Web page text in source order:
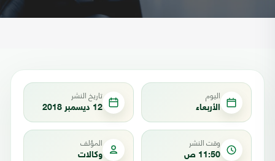
اليوم
الأربعاء
تاريخ النشر
12 ديسمبر 2018
وقت النشر
11:50 ص
المؤلف
وكالات